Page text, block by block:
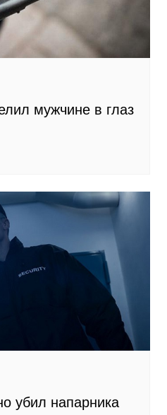
мужчине в глаз
убил напарника